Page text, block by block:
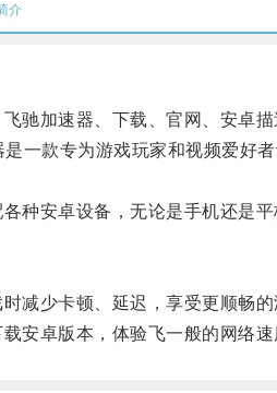
介
加速器、下载、官网、安卓描
一款专为游戏玩家和视频爱好
安卓设备，无论是手机还是平
少卡顿、延迟，享受更顺畅的
卓版本，体验飞一般的网络速